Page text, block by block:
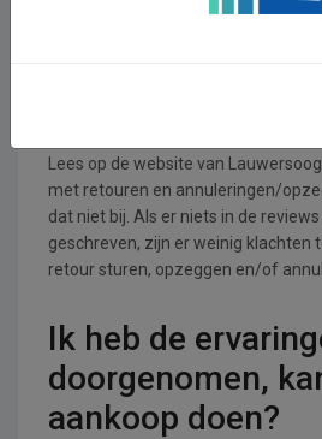
Lees op de website van
met retouren en annuleringen/
dat niet bij. Als er niets in de
geschreven, zijn er weinig klachten
retour sturen, opzeggen en/of
Ik heb de
doorgenomen,
aankoop doen?